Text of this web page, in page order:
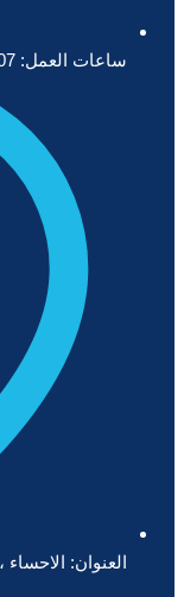
ساعات العمل: 07 صباجا - 11 مساءً.
العنوان: